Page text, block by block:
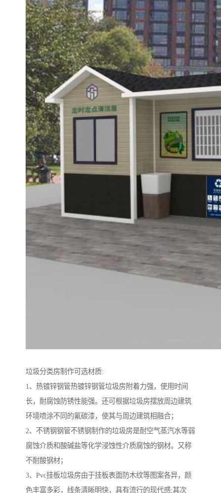
垃圾分类房制作可选材质:
1、热镀锌钢管热镀锌钢管垃圾房附着力强，使用时间
长，耐腐蚀防锈性能强。还可根据垃圾房摆放周边建筑
环境喷涂不同的氟碳漆，使其与周边建筑相融合；
2、不锈钢钢管不锈钢制作的垃圾房是耐空气蒸汽水等弱
腐蚀介质和酸碱盐等化学浸蚀性介质腐蚀的钢材。又称
不耐酸钢材；
3、Pvc挂板垃圾房由于挂板表面防木纹等图案各异，颜
色丰富多彩，线条清晰明快，具有流行的现代感;其次